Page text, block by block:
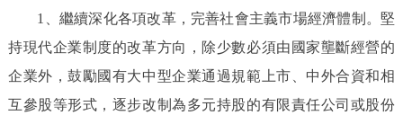
1、繼續深化各項改革，完善社會主義市場經濟體制。堅
持現代企業制度的改革方向，除少數必須由國家壟斷經營的
企業外，鼓勵國有大中型企業通過規範上市、中外合資和相
互參股等形式，逐步改制為多元持股的有限責任公司或股份